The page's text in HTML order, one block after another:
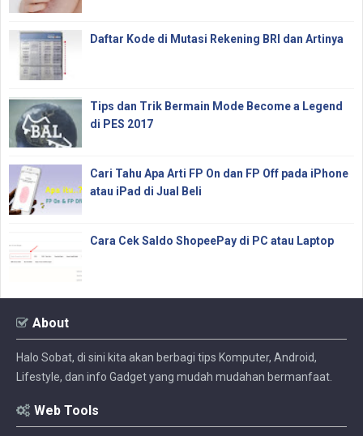
Daftar Kode di Mutasi Rekening BRI dan Artinya
Tips dan Trik Bermain Mode Become a Legend
di PES 2017
Cari Tahu Apa Arti FP On dan FP Off pada iPhone
atau iPad di Jual Beli
Cara Cek Saldo ShopeePay di PC atau Laptop
About
Halo Sobat, di sini kita akan berbagi tips Komputer, Android,
Lifestyle, dan info Gadget yang mudah mudahan bermanfaat.
Web Tools